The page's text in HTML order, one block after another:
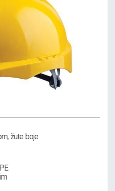
žute boje